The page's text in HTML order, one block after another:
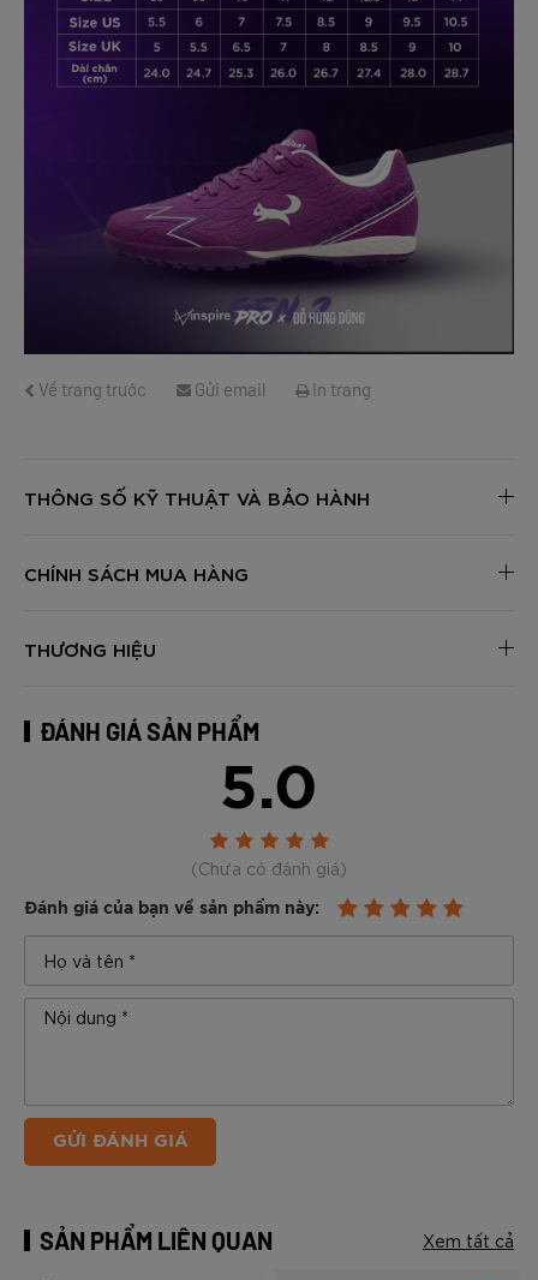
Về trang trước Gửi email In trang
THÔNG SỐ KỸ THUẬT VÀ BẢO HÀNH
CHÍNH SÁCH MUA HÀNG
THƯƠNG HIỆU
ĐÁNH GIÁ SẢN PHẨM
5.0
(Chưa có đánh giá)
Đánh giá của bạn về sản phẩm này:
GỬI ĐÁNH GIÁ
SẢN PHẨM LIÊN QUAN Xem tất cả